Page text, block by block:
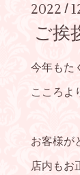
2022 /
ご挨
今年もた
こころよ
お客様が
店内もお